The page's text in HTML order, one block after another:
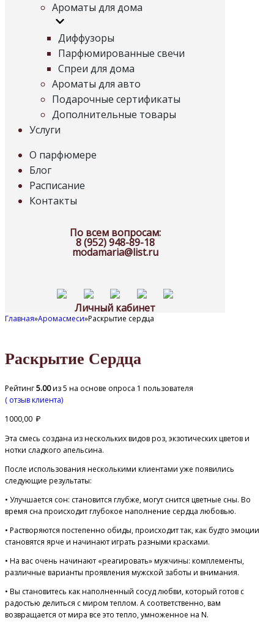
Ароматы для дома
Диффузоры
Парфюмированные свечи
Спреи для дома
Ароматы для авто
Подарочные сертификаты
Дополнительные товары
Услуги
О парфюмере
Блог
Расписание
Контакты
По всем вопросам:
8 (952) 948-89-18
modamaria@list.ru
Личный кабинет
Главная»Аромасмеси»Раскрытие сердца
Раскрытие Сердца
Рейтинг5.00из 5 на основе опроса 1 пользователя
( отзыв клиента)
1000,00 ₽
Эта смесь создана из нескольких видов роз, экзотических цветов и
нотки сладкого апельсина.
После использования несколькими клиентами уже появились
следующие результаты:
• Улучшается сон: становится глубже, могут снится цветные сны. Во
время сна происходит глубокое наполнение сердца любовью.
• Растворяются постепенно обиды, происходит так, как будто эмоции
становятся ярче и начинают играть разными красками.
• На вас очень начинают «реагировать» мужчины: комплементы,
различные варианты проявления мужской заботы и внимания.
• Вы становитесь как наполненный сосуд любви, который готов с
радостью делиться с миром теплом. А соответственно, вам
возвращается от мира все это тепло, умноженное на N.